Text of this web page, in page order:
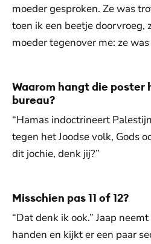
moeder gesproken. Ze was
toen ik een beetje doorvroeg,
moeder tegenover me: ze
Waarom hangt die poster
bureau?
“Hamas indoctrineert
tegen het Joodse volk, Gods
dit jochie, denk jij?”
Misschien pas 11 of 12?
“Dat denk ik ook.” Jaap
handen en kijkt er een paar